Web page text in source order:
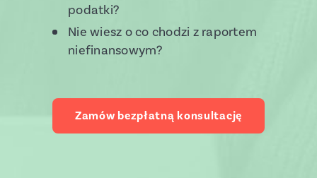
podatki?
Nie wiesz o co chodzi z raportem
niefinansowym?
Zamów bezpłatną konsultację